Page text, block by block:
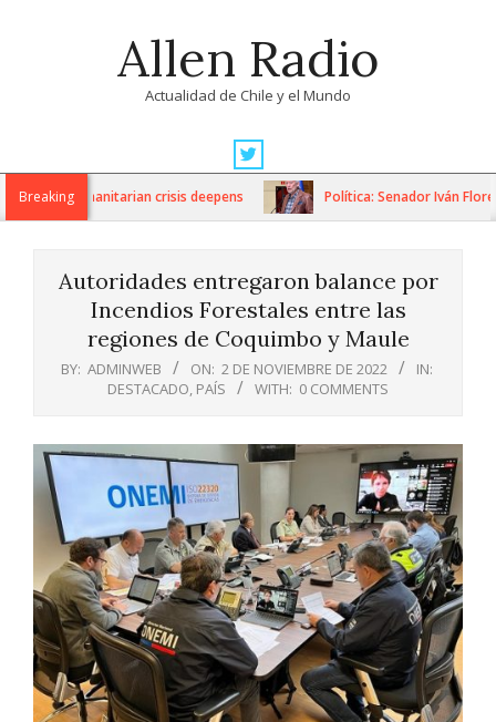
Allen Radio
Actualidad de Chile y el Mundo
Navigation
MenuBreaking
as humanitarian crisis deepens Política: Senador Iván Flores
Autoridades entregaron balance por
Incendios Forestales entre las
regiones de Coquimbo y Maule
BY: ADMINWEB ON: 2 DE NOVIEMBRE DE 2022
IN:
DESTACADO, PAÍS WITH: 0 COMMENTS